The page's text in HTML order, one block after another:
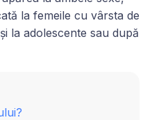
la femeile cu vârsta de
la adolescente sau după